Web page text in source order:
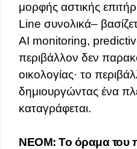
μορφής αστικής
Line συνολικά–
AI monitoring,
περιβάλλον δεν
οικολογίας· το
δημιουργώντας ένα
καταγράφεται.
NEOM: Το όραμα του